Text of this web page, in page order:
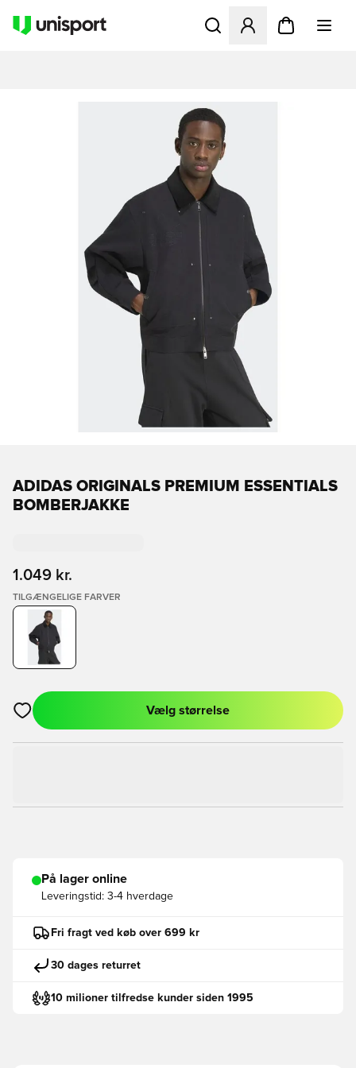
Åbner en Modal til at
ADIDAS ORIGINALS PREMIUM ESSENTIALS
BOMBERJAKKE
1.049 kr.
TILGÆNGELIGE FARVER
Åbner en Modal til at logge ind eller tilmelde dig som medlem
Vælg størrelse
På lager online
Leveringstid: 3-4 hverdage
Fri fragt ved køb over 699 kr
30 dages returret
10 milioner tilfredse kunder siden 1995